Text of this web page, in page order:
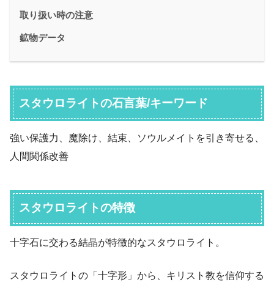
取り扱い時の注意
鉱物データ
スタウロライトの石言葉/キーワード
強い保護力、魔除け、結束、ソウルメイトを引き寄せる、
人間関係改善
スタウロライトの特徴
十字石に交わる結晶が特徴的なスタウロライト。
スタウロライトの「十字形」から、キリスト教を信仰する